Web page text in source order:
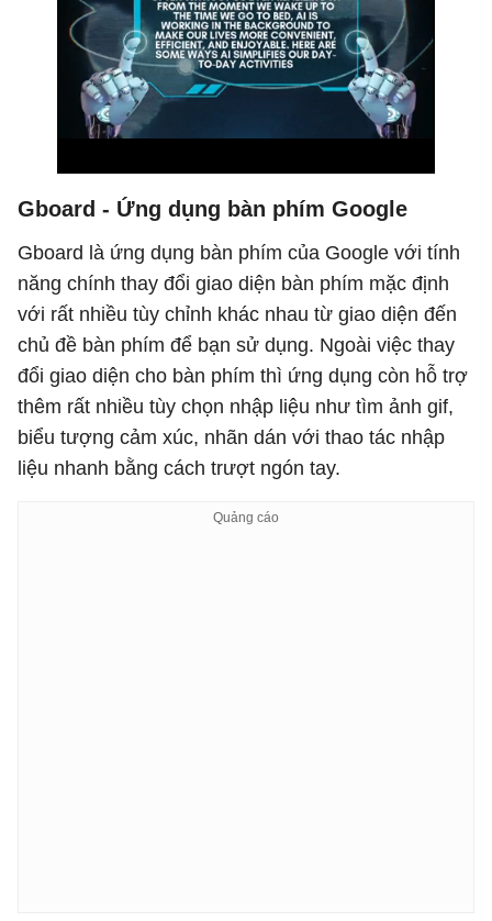
Gboard - Ứng dụng bàn phím Google
Gboard là ứng dụng bàn phím của Google với tính
năng chính thay đổi giao diện bàn phím mặc định
với rất nhiều tùy chỉnh khác nhau từ giao diện đến
chủ đề bàn phím để bạn sử dụng. Ngoài việc thay
đổi giao diện cho bàn phím thì ứng dụng còn hỗ trợ
thêm rất nhiều tùy chọn nhập liệu như tìm ảnh gif,
biểu tượng cảm xúc, nhãn dán với thao tác nhập
liệu nhanh bằng cách trượt ngón tay.